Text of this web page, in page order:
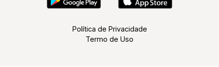
Política de Privacidade
Termo de Uso